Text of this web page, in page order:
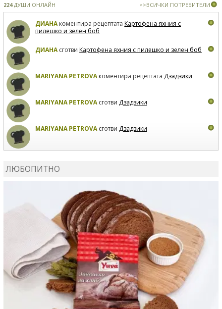
224ДУШИ ОНЛАЙН >>ВСИЧКИ ПОТРЕБИТЕЛИ
ДИАНАкоментира рецептата Картофена яхния с
пилешко и зелен боб
ДИАНАсготви Картофена яхния с пилешко и зелен боб
MARIYANA PETROVAкоментира рецептата Дзадзики
MARIYANA PETROVAсготви Дзадзики
MARIYANA PETROVAсготви Дзадзики
ЛЮБОПИТНО